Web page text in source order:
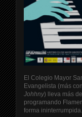
El Colegio Mayor
Evangelista (más
Johhny) lleva más
programando
forma ininterrumpida.